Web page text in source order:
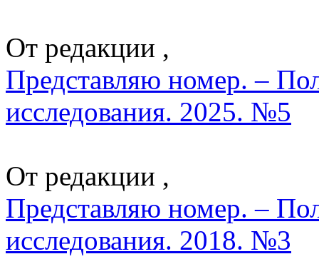
От редакции ,
Представляю номер. –
исследования. 2025. №5
От редакции ,
Представляю номер. –
исследования. 2018. №3